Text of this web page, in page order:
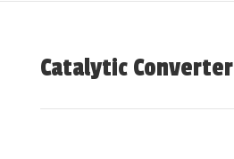
Catalytic Converter